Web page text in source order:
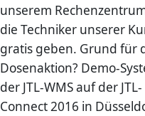
unserem
die Techniker unserer
gratis geben. Grund für
Dosenaktion? Demo-
der JTL-WMS auf der JTL-
Connect 2016 in